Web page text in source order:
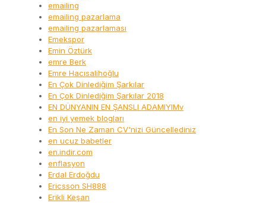
emailing
emailing pazarlama
emailing pazarlaması
Emekspor
Emin Öztürk
emre Berk
Emre Hacısalihoğlu
En Çok Dinlediğim Şarkılar
En Çok Dinlediğim Şarkılar 2018
EN DÜNYANIN EN ŞANSLI ADAMIYIMv
en iyi yemek blogları
En Son Ne Zaman CV'nizi Güncellediniz
en ucuz babetler
en.indir.com
enflasyon
Erdal Erdoğdu
Ericsson SH888
Erikli Keşan